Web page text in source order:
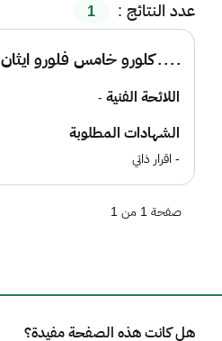
عدد النتائج : 1
ـ ـ ـ ـ كلورو خامس فلورو ايثان
اللائحة الفنية -
الشهادات المطلوبة
- اقرار ذاتي
صفحة 1 من 1
هل كانت هذه الصفحة مفيدة؟